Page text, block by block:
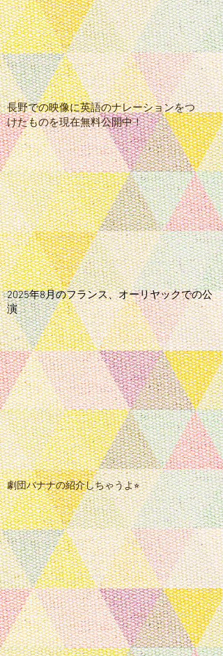
​長野での映像に英語のナレーションをつ
けたものを現在無料公開中！
​2025年8月のフランス、オーリヤックでの公
演
​劇団バナナの紹介しちゃうよ⭐︎